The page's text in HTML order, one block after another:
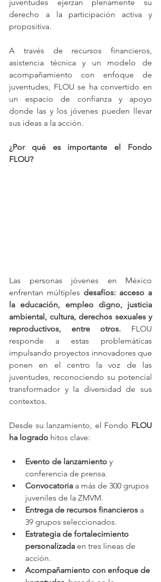
juventudes ejerzan plenamente su
derecho a la participación activa y
propositiva.
A través de recursos financieros,
asistencia técnica y un modelo de
acompañamiento con enfoque de
juventudes, FLOU se ha convertido en
un espacio de confianza y apoyo
donde las y los jóvenes pueden llevar
sus ideas a la acción.
¿Por qué es importante el Fondo
FLOU?
Las personas jóvenes en México
enfrentan múltiples desafíos: acceso a
la educación, empleo digno, justicia
ambiental, cultura, derechos sexuales y
reproductivos, entre otros. FLOU
responde a estas problemáticas
impulsando proyectos innovadores que
ponen en el centro la voz de las
juventudes, reconociendo su potencial
transformador y la diversidad de sus
contextos.
Desde su lanzamiento, el Fondo FLOU
ha logrado hitos clave:
Evento de lanzamiento y
conferencia de prensa.
Convocatoria a más de 300 grupos
juveniles de la ZMVM.
Entrega de recursos financieros a
39 grupos seleccionados.
Estrategia de fortalecimiento
personalizada en tres líneas de
acción.
Acompañamiento con enfoque de